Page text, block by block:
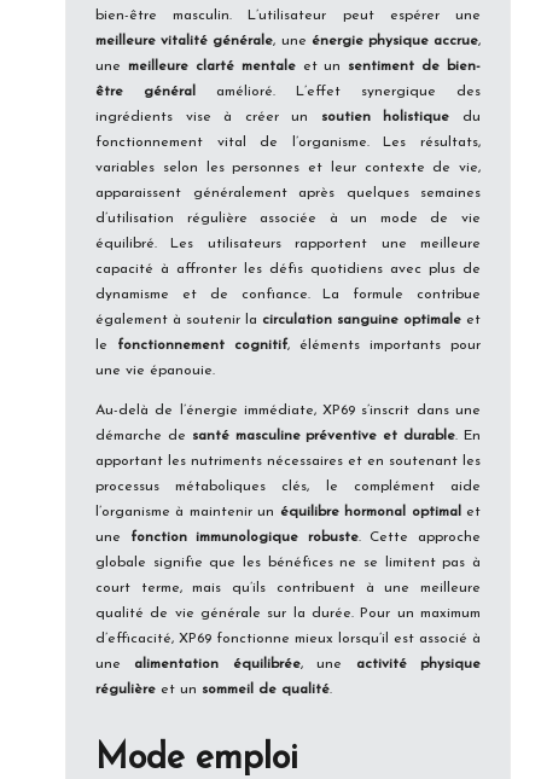
bien-être masculin. L’utilisateur peut espérer une
meilleure vitalité générale, une énergie physique accrue,
une meilleure clarté mentaleet un sentiment de bien-
être général
amélioré. L’effet synergique des
ingrédients vise à créer un soutien holistique du
fonctionnement vital de l’organisme. Les résultats,
variables selon les personnes et leur contexte de vie,
apparaissent généralement après quelques semaines
d’utilisation régulière associée à un mode de vie
équilibré. Les utilisateurs rapportent une meilleure
capacité à affronter les défis quotidiens avec plus de
dynamisme et de confiance. La formule contribue
également à soutenir la circulation sanguine optimale et
le fonctionnement cognitif, éléments importants pour
une vie épanouie.
Au-delà de l’énergie immédiate, XP69 s’inscrit dans une
démarche de santé masculine préventive et durable. En
apportant les nutriments nécessaires et en soutenant les
processus métaboliques clés, le complément aide
l’organisme à maintenir un équilibre hormonal optimal
et
une
fonction immunologique robuste. Cette approche
globale signifie que les bénéfices ne se limitent pas à
court terme, mais qu’ils contribuent à une meilleure
qualité de vie générale sur la durée. Pour un maximum
d’efficacité, XP69 fonctionne mieux lorsqu’il est associé à
une alimentation équilibrée, une
activité physique
régulière et un sommeil de qualité.
Mode emploi